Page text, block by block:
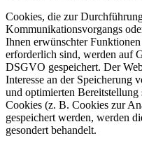
Cookies, die zur
Kommunikationsvorgangs
Ihnen erwünschter
erforderlich sind, werden auf
DSGVO gespeichert. Der
Interesse an der Speicherung
und optimierten Bereitstellung
Cookies (z. B. Cookies zur
gespeichert werden, werden
gesondert behandelt.